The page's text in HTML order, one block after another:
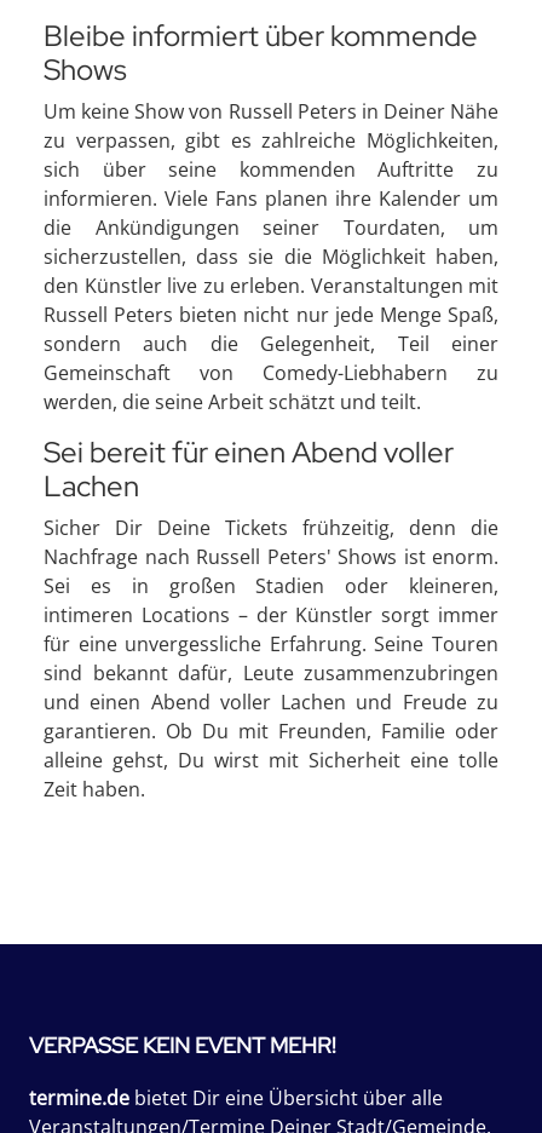
Bleibe informiert über kommende
Shows
Um keine Show von Russell Peters in Deiner Nähe
zu verpassen, gibt es zahlreiche Möglichkeiten,
sich über seine kommenden Auftritte zu
informieren. Viele Fans planen ihre Kalender um
die Ankündigungen seiner Tourdaten, um
sicherzustellen, dass sie die Möglichkeit haben,
den Künstler live zu erleben. Veranstaltungen mit
Russell Peters bieten nicht nur jede Menge Spaß,
sondern auch die Gelegenheit, Teil einer
Gemeinschaft von Comedy-Liebhabern zu
werden, die seine Arbeit schätzt und teilt.
Sei bereit für einen Abend voller
Lachen
Sicher Dir Deine Tickets frühzeitig, denn die
Nachfrage nach Russell Peters' Shows ist enorm.
Sei es in großen Stadien oder kleineren,
intimeren Locations – der Künstler sorgt immer
für eine unvergessliche Erfahrung. Seine Touren
sind bekannt dafür, Leute zusammenzubringen
und einen Abend voller Lachen und Freude zu
garantieren. Ob Du mit Freunden, Familie oder
alleine gehst, Du wirst mit Sicherheit eine tolle
Zeit haben.
VERPASSE KEIN EVENT MEHR!
termine.de bietet Dir eine Übersicht über alle
Veranstaltungen/Termine Deiner Stadt/Gemeinde.